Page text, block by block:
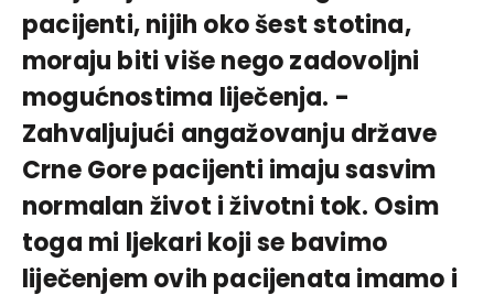
pacijenti, nijih oko šest stotina,
moraju biti više nego zadovoljni
mogućnostima liječenja. -
Zahvaljujući angažovanju države
Crne Gore pacijenti imaju sasvim
normalan život i životni tok. Osim
toga mi ljekari koji se bavimo
liječenjem ovih pacijenata imamo i